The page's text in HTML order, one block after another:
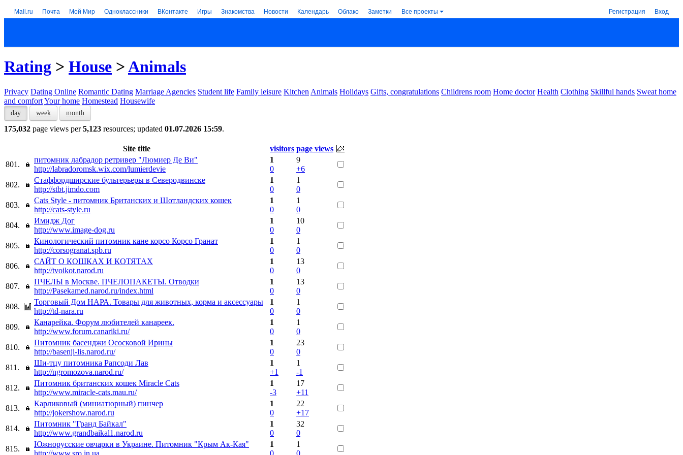
Mail.ru Почта Мой Мир Одноклассники ВКонтакте Игры Знакомства Новости Календарь Облако Заметки Все проекты Регистрация Вход
Rating > House >Animals
Privacy Dating Online Romantic Dating Marriage Agencies Student life Family leisure Kitchen Animals Holidays Gifts, congratulations Childrens room Home doctor Health Clothing Skillful hands Sweat home
and comfortYour home Homestead Housewife
day week month
175,032 page views per5,123 resources; updated 01.07.2026 15:59.
Site title visitors page views
801.
питомник лабрадор ретривер "Люмиер Де Ви"
http://labradoromsk.wix.com/lumierdevie
1
0
9
+6
802.
Стаффордширские бультерьеры в Северодвинске
http://stbt.jimdo.com
1
0
1
0
803.
Cats Style - питомник Британских и Шотландских кошек
http://cats-style.ru
1
0
1
0
804.
Имидж Дог
http://www.image-dog.ru
1
0
10
0
805.
Кинологический питомник кане корсо Корсо Гранат
http://corsogranat.spb.ru
1
0
1
0
806.
САЙТ О КОШКАХ И КОТЯТАХ
http://tvoikot.narod.ru
1
0
13
0
807.
ПЧЕЛЫ в Москве. ПЧЕЛОПАКЕТЫ. Отводки
http://Pasekamed.narod.ru/index.html
1
0
13
0
808.
Торговый Дом НАРА. Товары для животных, корма и аксессуары
http://td-nara.ru
1
0
1
0
809.
Канарейка. Форум любителей канареек.
http://www.forum.canariki.ru/
1
0
1
0
810.
Питомник басенджи Ососковой Ирины
http://basenji-lis.narod.ru/
1
0
23
0
811.
Ши-тцу питомника Рапсоди Лав
http://ngromozova.narod.ru/
1
+1
1
-1
812.
Питомник британских кошек Miracle Cats
http://www.miracle-cats.mau.ru/
1
-3
17
+11
813.
Карликовый (миниатюрный) пинчер
http://jokershow.narod.ru
1
0
22
+17
814.
Питомник "Гранд Байкал"
http://www.grandbaikal1.narod.ru
1
0
32
0
815.
Южнорусские овчарки в Украине. Питомник "Крым Ак-Кая"
http://www.sro.in.ua
1
0
1
0